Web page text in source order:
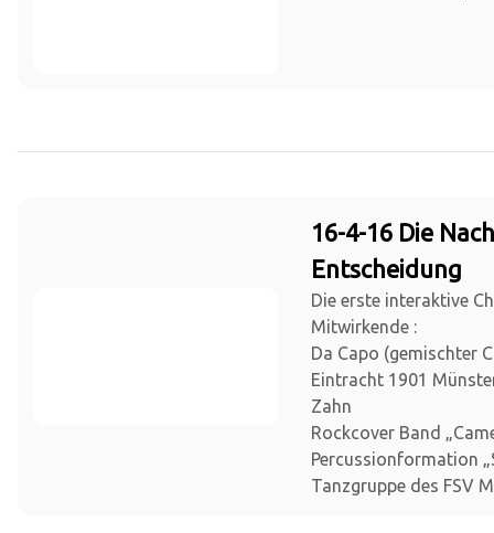
16-4-16 Die
Entscheidung
Die erste interaktive
Mitwirkende :
Da Capo (gemischter
Eintracht 1901
Zahn
Rockcover Band
Percussionformation
Tanzgruppe des FSV